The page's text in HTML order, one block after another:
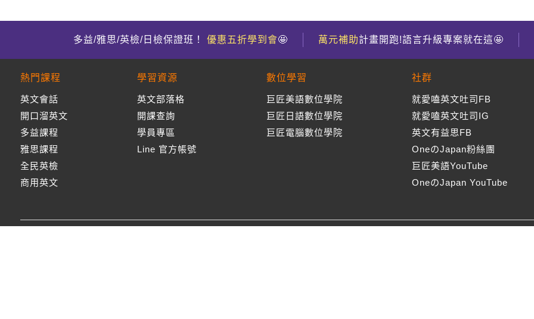
多益/雅思/英檢/日檢保證班！ 優惠五折學到會🤩 萬元補助計畫開跑!語言升級專案就在這🤩
熱門課程
英文會話
開口溜英文
多益課程
雅思課程
全民英檢
商用英文
學習資源
英文部落格
開課查詢
學員專區
Line 官方帳號
數位學習
巨匠美語數位學院
巨匠日語數位學院
巨匠電腦數位學院
社群
就愛嗑英文吐司FB
就愛嗑英文吐司IG
英文有益思FB
OneのJapan粉絲團
巨匠美語YouTube
OneのJapan YouTube